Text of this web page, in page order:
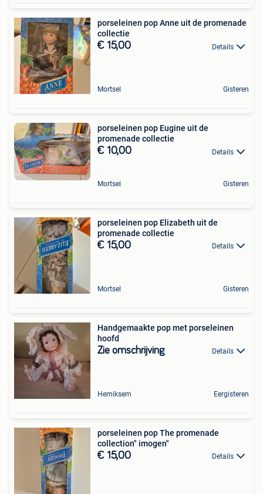
porseleinen pop Anne uit de promenade
collectie
€ 15,00 Details
Mortsel Gisteren
porseleinen pop Eugine uit de
promenade collectie
€ 10,00 Details
Mortsel Gisteren
porseleinen pop Elizabeth uit de
promenade collectie
€ 15,00 Details
Mortsel Gisteren
Handgemaakte pop met porseleinen
hoofd
Zie omschrijving Details
Hemiksem Eergisteren
porseleinen pop The promenade
collection" imogen"
€ 15,00 Details